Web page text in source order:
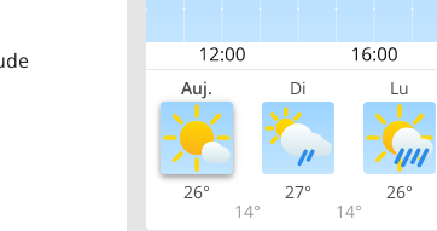
Auj. Di Lu
26°
14°
27°
14°
26°